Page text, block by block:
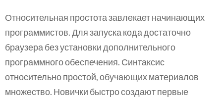
Относительная простота завлекает начинающих
программистов. Для запуска кода достаточно
браузера без установки дополнительного
программного обеспечения. Синтаксис
относительно простой, обучающих материалов
множество. Новички быстро создают первые